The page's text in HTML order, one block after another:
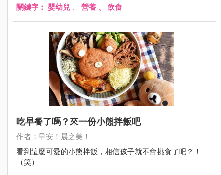
關鍵字： 嬰幼兒 、 營養 、 飲食
吃早餐了嗎？來一份小熊拌飯吧
作者：早安！晨之美！
看到這麼可愛的小熊拌飯，相信孩子就不會挑食了吧？！
（笑）